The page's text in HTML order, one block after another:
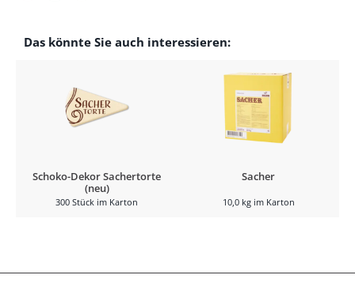
Das könnte Sie auch interessieren:
Schoko-Dekor Sachertorte
(neu)
300 Stück im Karton
Sacher
10,0 kg im Karton